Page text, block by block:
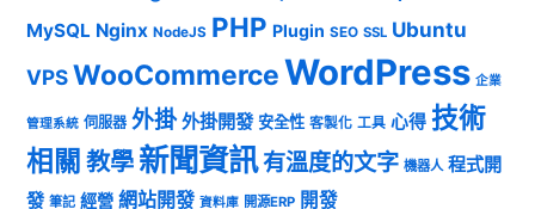
MySQL Nginx NodeJS PHP Plugin SEO SSL Ubuntu
VPSWooCommerceWordPress 企業
管理系統 伺服器 外掛 外掛開發 安全性 客製化 工具 心得 技術
相關 教學 新聞資訊有溫度的文字 機器人 程式開
發 筆記 經營 網站開發 資料庫 開源ERP 開發